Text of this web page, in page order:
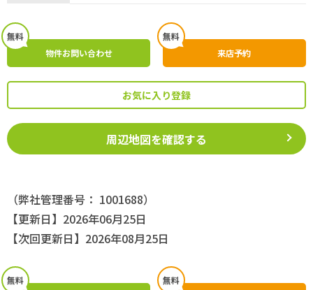
無料
物件お問い合わせ
無料
来店予約
お気に入り登録
周辺地図を確認する
（弊社管理番号： 1001688）
【更新日】2026年06月25日
【次回更新日】2026年08月25日
無料
無料